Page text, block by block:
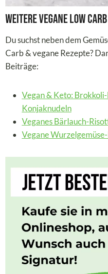
Weitere vegane Low
Du suchst neben dem
Carb & vegane Rezepte?
Beiträge:
Vegan & Keto:
Konjaknudeln
Veganes Bärlauch-
Vegane